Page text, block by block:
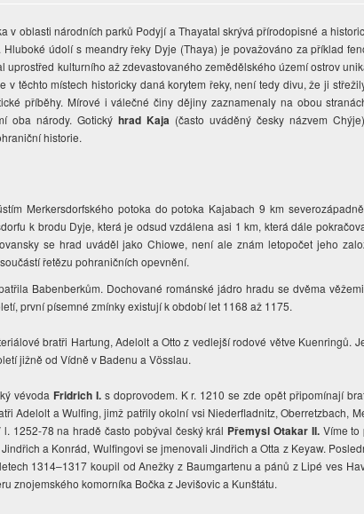
v oblasti národních parků Podyjí a Thayatal skrývá přírodopisné a
Hluboké údolí s meandry řeky Dyje (Thaya) je považováno za příklad
uprostřed kulturního až zdevastovaného zemědělského území ostrov
v těchto místech historicky daná korytem řeky, není tedy divu, že ji
příběhy. Mírové i válečné činy dějiny zaznamenaly na obou
oba národy. Gotickýhrad Kaja (často uváděný česky názvem
historie.
Merkersdorfského potoka do potoka Kajabach 9 km
k brodu Dyje, která je odsud vzdálena asi 1 km, která dále
se hrad uváděl jako Chiowe, není ale znám letopočet jeho
řetězu pohraničních opevnění.
Babenberkům. Dochované románské jádro hradu se dvěma
první písemné zmínky existují k období let 1168 až 1175.
bratři Hartung, Adelolt a Otto z vedlejší rodové větve Kuenringů.
jižně od Vídně v Badenu a Vösslau.
vévodaFridrich I.s doprovodem. K r. 1210 se zde opět připomínají
Adelolt a Wulfing, jimž patřily okolní vsi Niederfladnitz, Oberretzbach,
1252-78 na hradě často pobýval český král Přemysl Otakar II.Víme to
a Konrád, Wulfingovi se jmenovali Jindřich a Otta z Keyaw.
1314–1317 koupil od Anežky z Baumgartenu a pánů z Lipé ves
znojemského komorníka Bočka z Jevišovic a Kunštátu.